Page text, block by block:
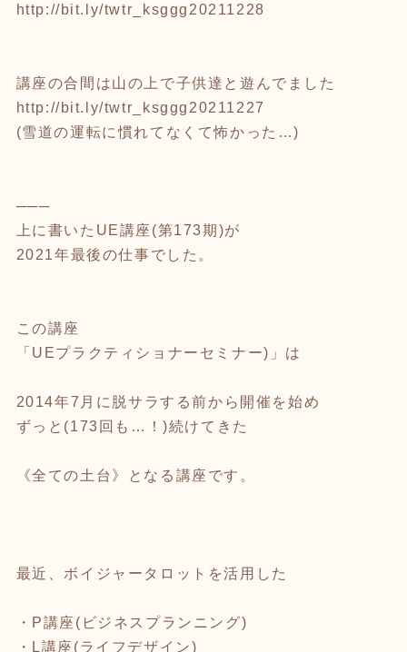
http://bit.ly/twtr_ksggg20211228
講座の合間は山の上で子供達と遊んでました
http://bit.ly/twtr_ksggg20211227
(雪道の運転に慣れてなくて怖かった…)
───
上に書いたUE講座(第173期)が
2021年最後の仕事でした。
この講座
「UEプラクティショナーセミナー)」は
2014年7月に脱サラする前から開催を始め
ずっと(173回も…！)続けてきた
《全ての土台》となる講座です。
最近、ボイジャータロットを活用した
・P講座(ビジネスプランニング)
・L講座(ライフデザイン)